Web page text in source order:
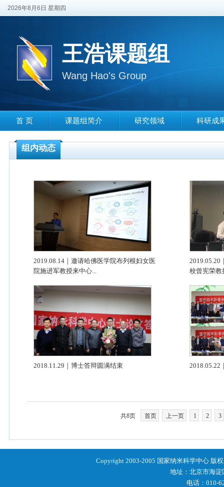
2026年8月6日 星期四
王浩课题组
Wang Hao's Group
首 页 课题组简介 研究领域 科研成
组内动态
2019.08.14｜邀请哈佛医学院布列根妇女医
院施进军教授来中心...
2019.05.20
校曾宪荣教
2018.11.29｜博士答辩圆满结束 2018.05.22
共8页 首页 上一页 1 2 3
Copyright 2003-2005 国家纳米科学中心 版
地址：北京市海
电话：010-